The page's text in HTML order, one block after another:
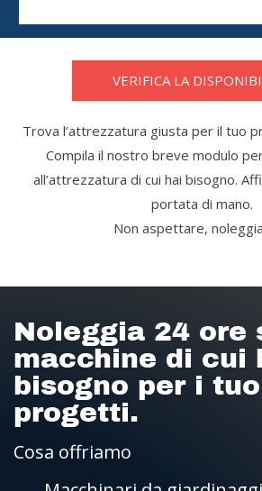
VERIFICA LA
Trova l’attrezzatura giusta per il tuo
Compila il nostro breve modulo
all’attrezzatura di cui hai bisogno.
portata di mano.
Non aspettare,
Noleggia 24 ore
macchine di cui
bisogno per i
progetti.
Cosa offriamo